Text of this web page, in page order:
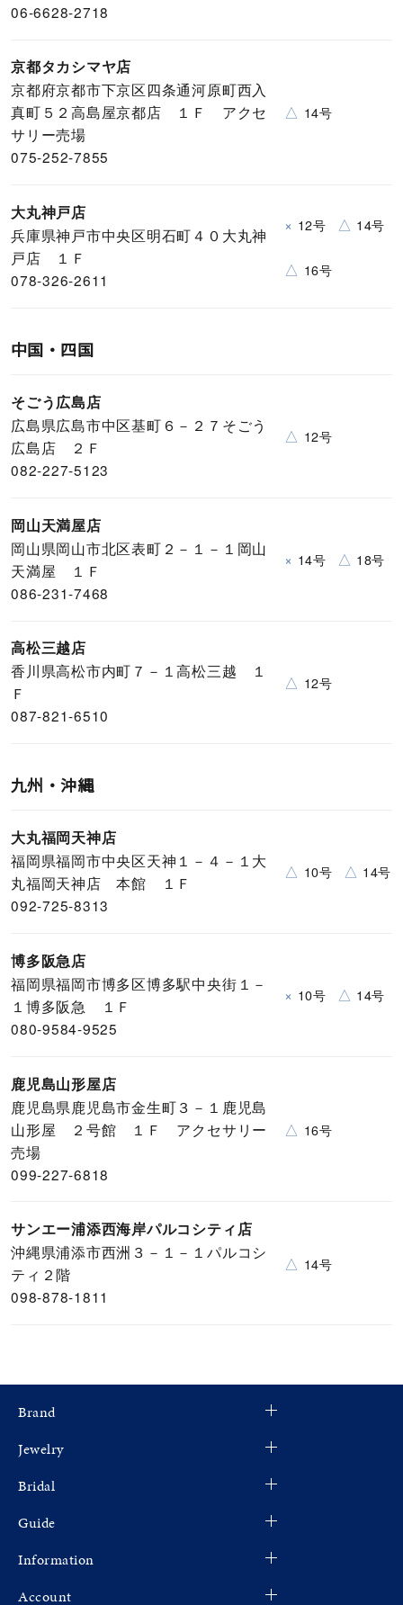
06-6628-2718
京都タカシマヤ店
京都府京都市下京区四条通河原町西入
真町５２高島屋京都店 １Ｆ アクセ
サリー売場
075-252-7855
△ 14号
大丸神戸店
兵庫県神戸市中央区明石町４０大丸神
戸店 １Ｆ
078-326-2611
× 12号 △ 14号
△ 16号
中国・四国
そごう広島店
広島県広島市中区基町６－２７そごう
広島店 ２Ｆ
082-227-5123
△ 12号
岡山天満屋店
岡山県岡山市北区表町２－１－１岡山
天満屋 １Ｆ
086-231-7468
× 14号 △ 18号
高松三越店
香川県高松市内町７－１高松三越 １
Ｆ
087-821-6510
△ 12号
九州・沖縄
大丸福岡天神店
福岡県福岡市中央区天神１－４－１大
丸福岡天神店 本館 １Ｆ
092-725-8313
△ 10号 △ 14号
博多阪急店
福岡県福岡市博多区博多駅中央街１－
１博多阪急 １Ｆ
080-9584-9525
× 10号 △ 14号
鹿児島山形屋店
鹿児島県鹿児島市金生町３－１鹿児島
山形屋 ２号館 １Ｆ アクセサリー
売場
099-227-6818
△ 16号
サンエー浦添西海岸パルコシティ店
沖縄県浦添市西洲３－１－１パルコシ
ティ２階
098-878-1811
△ 14号
Brand
Jewelry
Bridal
Guide
Information
Account